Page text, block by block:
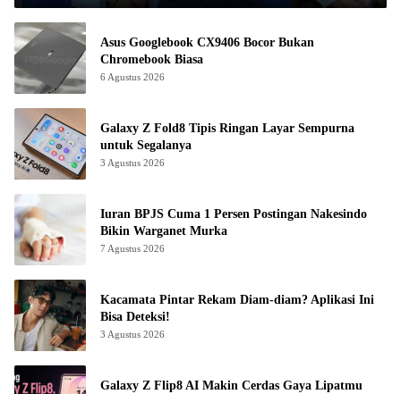
Asus Googlebook CX9406 Bocor Bukan
Chromebook Biasa
6 Agustus 2026
Galaxy Z Fold8 Tipis Ringan Layar Sempurna
untuk Segalanya
3 Agustus 2026
Iuran BPJS Cuma 1 Persen Postingan Nakesindo
Bikin Warganet Murka
7 Agustus 2026
Kacamata Pintar Rekam Diam-diam? Aplikasi Ini
Bisa Deteksi!
3 Agustus 2026
Galaxy Z Flip8 AI Makin Cerdas Gaya Lipatmu